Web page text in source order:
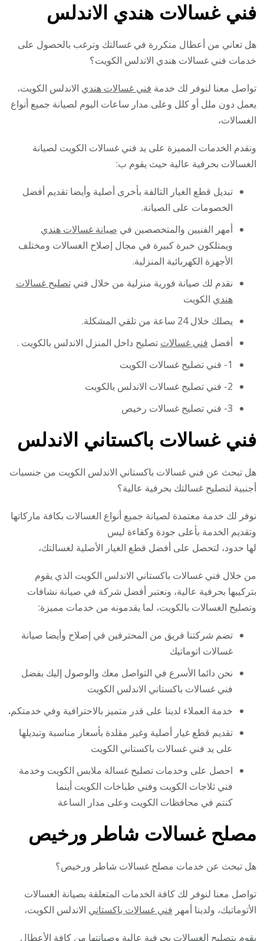
فني غسالات هندي الاندلس
هل تعاني من أعطال متكررة في غسالتك وترغب بالحصول على
خدمات فني غسالات هندي الاندلس الكويت؟
تواصل معنا لنوفر لك خدمة فني غسالات هندي الاندلس الكويت،
يعمل دون ملل أو كلل وعلى مدار ساعات اليوم لصيانة جميع أنواع
الغسالات،
ونقدم الخدمات المميزة على يد فني غسالات الكويت لصيانة
الغسالات بحرفية عالية حيث يقوم ب:
تبديل قطع الغيار التالفة بأخرى أصلية وأيضا تقديم أفضل
الخصومات على الصيانة.
أمهر الفنيين والمتخصصين في صيانة غسالات هندي
ويمتلكون خبرة كبيرة في مجال إصلاح الغسالات ومختلف
الأجهزة الكهربائية المنزلية.
نقدم لك صيانة فورية منزلية من خلال فنيتصليح غسالات
هندي الكويت
يصلك خلال 24 ساعة من تلقي المشكلة.
أفضل فني غسالات تصليح داخل المنزل الاندلس بالكويت .
1- فني تصليح غسالات الكويت
2- فني تصليح غسالات الاندلس بالكويت
3- فني تصليح غسالات رخيص
فني غسالات باكستاني الاندلس
هل تبحث عن فني غسالات باكستاني الاندلس الكويت من جنسيات
أجنبية لتصليح غسالتك بحرفية عالية؟
نوفر لك خدمة معتمدة لصيانة جميع أنواع الغسالات بكافة ماركاتها
وتقديم الخدمة بأعلى جودة وكفاءة ليس
لها حدود، لتحصل على أفضل قطع الغيار الأصلية لغسالتك،
من خلال فني غسالات باكستاني الاندلس الكويت الذي يقوم
بتركيبها بحرفية عالية، ونعتبر أفضل شركة في صيانة نشافات
وتصليح الغسالات بالكويت، لما يقدمونه من خدمات مميزة:
تضم شركتنا فريق من المحترفين في إصلاح وأيضا صيانة
غسالات اتوماتيك
نحن دائما الأسرع في التواصل معك والوصول إليك بفضل
فني غسالات باكستاني الاندلس الكويت
خدمة العملاء لدينا على قدر متميز بالاحترافية وفي خدمتكم.
تقديم قطع غيار أصلية وغير مقلدة بأسعار مناسبة وتبديلها
على يد فني غسالات باكستاني الكويت
احصل على وخدمات تصليح غسالة ملابس الكويت وخدمة
فني ثلاجات الكويت وفني طباخات الكويت أينما
كنتم في محافظات الكويت وعلى مدار الساعة
مصلح غسالات شاطر ورخيص
هل تبحث عن خدمات مصلح غسالات شاطر ورخيص؟
تواصل معنا لنوفر لك كافة الخدمات المتعلقة بصيانة الغسالات
الأتوماتيك، ولدينا أمهر فني غسالات باكستاني الاندلس الكويت،
يقوم بتصليح الغسالات بحرفية عالية وصيانتها من كافة الأعطال